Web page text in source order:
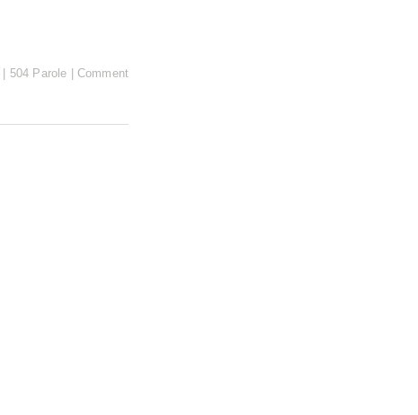
504 Parole Comment